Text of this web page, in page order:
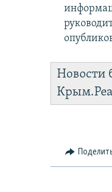
Новости